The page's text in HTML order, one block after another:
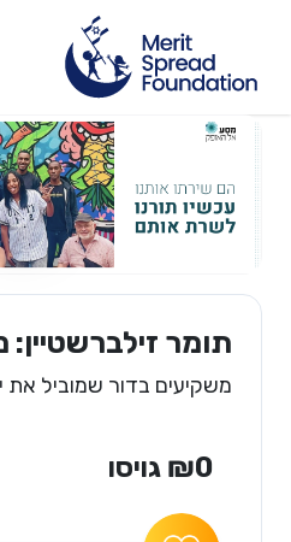
תומר
משקיעים בדור שמוביל
₪0 גויסו